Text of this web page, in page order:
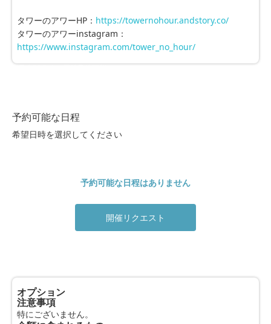
タワーのアワーHP： https://towernohour.andstory.co/
タワーのアワーinstagram：
https://www.instagram.com/tower_no_hour/
予約可能な日程
希望日時を選択してください
予約可能な日程はありません
開催リクエスト
オプション
注意事項
特にございません。